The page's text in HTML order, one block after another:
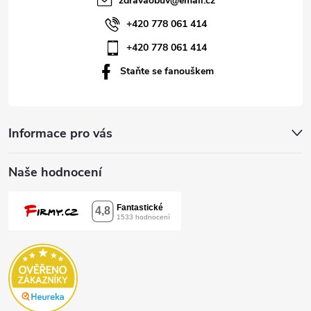
Informace pro vás
Naše hodnocení
+420 778 061 414
+420 778 061 414
Staňte se fanouškem